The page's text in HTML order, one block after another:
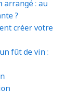
arrangé : au
?
créer votre
fût de vin :